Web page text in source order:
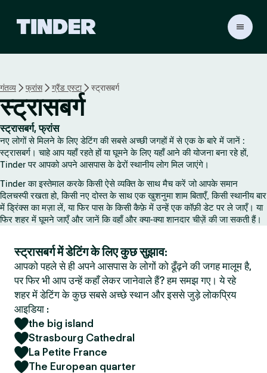
r
गंतव्य फ्रांस ग्रैंड एस्टा स्ट्रासबर्ग
स्ट्रासबर्ग
स्ट्रासबर्ग, फ्रांस
नए लोगों से मिलने के लिए डेटिंग की सबसे अच्छी जगहों में से एक के बारे में जानें :
स्ट्रासबर्ग। चाहे आप यहाँ रहते हों या घूमने के लिए यहाँ आने की योजना बना रहे हों,
Tinder पर आपको अपने आसपास के ढेरों स्थानीय लोग मिल जाएंगे।
Tinder का इस्तेमाल करके किसी ऐसे व्यक्ति के साथ मैच करें जो आपके समान
दिलचस्पी रखता हो, किसी नए दोस्त के साथ एक खुशनुमा शाम बिताएँ, किसी स्थानीय बार
में ड्रिंक्स का मज़ा लें, या फिर पास के किसी कैफ़े में उन्हें एक कॉफ़ी डेट पर ले जाएँ। या
फिर शहर में घूमने जाएँ और जानें कि वहाँ और क्या-क्या शानदार चीज़ें की जा सकती हैं।
स्ट्रासबर्ग में डेटिंग के लिए कुछ सुझाव:
आपको पहले से ही अपने आसपास के लोगों को ढूँढ़ने की जगह मालूम है,
पर फिर भी आप उन्हें कहाँ लेकर जानेवाले हैं? हम समझ गए। ये रहे
शहर में डेटिंग के कुछ सबसे अच्छे स्थान और इससे जुड़े लोकप्रिय
आइडिया :
the big island
Strasbourg Cathedral
La Petite France
The European quarter